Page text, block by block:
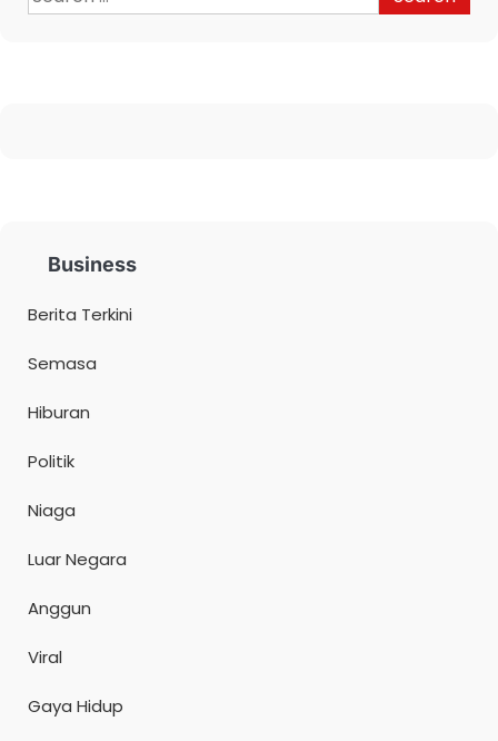
Business
Berita Terkini
Semasa
Hiburan
Politik
Niaga
Luar Negara
Anggun
Viral
Gaya Hidup